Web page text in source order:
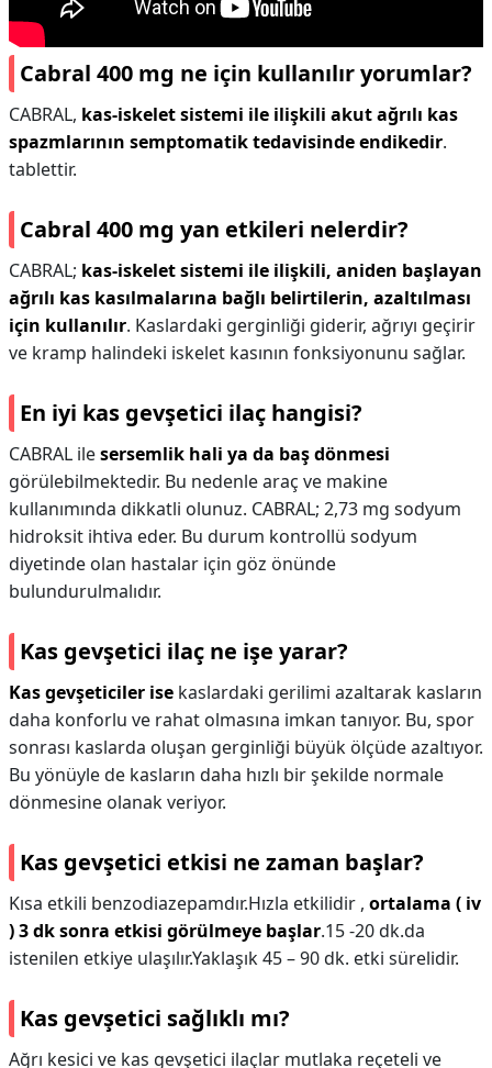
Cabral 400 mg ne için kullanılır yorumlar?
CABRAL, kas-iskelet sistemi ile ilişkili akut ağrılı kas
spazmlarının semptomatik tedavisinde endikedir.
tablettir.
Cabral 400 mg yan etkileri nelerdir?
CABRAL; kas-iskelet sistemi ile ilişkili, aniden başlayan
ağrılı kas kasılmalarına bağlı belirtilerin, azaltılması
için kullanılır. Kaslardaki gerginliği giderir, ağrıyı geçirir
ve kramp halindeki iskelet kasının fonksiyonunu sağlar.
En iyi kas gevşetici ilaç hangisi?
CABRAL ilesersemlik hali ya da baş dönmesi
görülebilmektedir. Bu nedenle araç ve makine
kullanımında dikkatli olunuz. CABRAL; 2,73 mg sodyum
hidroksit ihtiva eder. Bu durum kontrollü sodyum
diyetinde olan hastalar için göz önünde
bulundurulmalıdır.
Kas gevşetici ilaç ne işe yarar?
Kas gevşeticiler ise kaslardaki gerilimi azaltarak kasların
daha konforlu ve rahat olmasına imkan tanıyor. Bu, spor
sonrası kaslarda oluşan gerginliği büyük ölçüde azaltıyor.
Bu yönüyle de kasların daha hızlı bir şekilde normale
dönmesine olanak veriyor.
Kas gevşetici etkisi ne zaman başlar?
Kısa etkili benzodiazepamdır.Hızla etkilidir , ortalama ( iv
) 3 dk sonra etkisi görülmeye başlar.15 -20 dk.da
istenilen etkiye ulaşılır.Yaklaşık 45 – 90 dk. etki sürelidir.
Kas gevşetici sağlıklı mı?
Ağrı kesici ve kas gevşetici ilaçlar mutlaka reçeteli ve